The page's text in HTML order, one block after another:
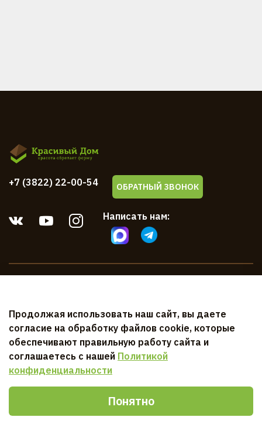
Клиентам
Документы
Написать нам:
+7 (3822) 22-00-54 ОБРАТНЫЙ ЗВОНОК
Продолжая использовать наш сайт, вы даете
согласие на обработку файлов cookie, которые
обеспечивают правильную работу сайта и
соглашаетесь с нашей Политикой
конфиденциальности
Понятно